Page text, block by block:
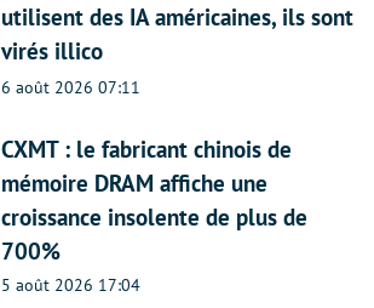
utilisent des IA américaines, ils sont
virés illico
6 août 2026 07:11
CXMT : le fabricant chinois de
mémoire DRAM affiche une
croissance insolente de plus de
700%
5 août 2026 17:04